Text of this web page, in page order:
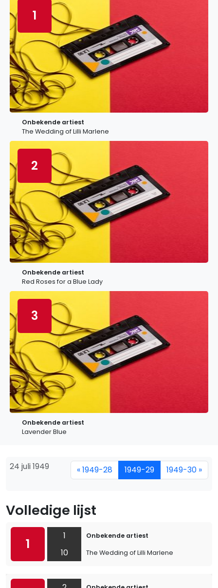
1
Onbekende artiest
The Wedding of Lilli Marlene
2
Onbekende artiest
Red Roses for a Blue Lady
3
Onbekende artiest
Lavender Blue
24 juli 1949 « 1949-28 1949-29 1949-30 »
Volledige lijst
1
1
10
Onbekende artiest
The Wedding of Lilli Marlene